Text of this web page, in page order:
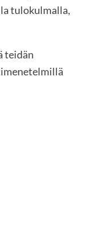
tulokulmalla,
teidän